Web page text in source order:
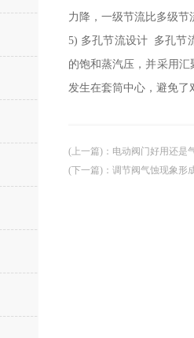
力降，一级节流比多级
5) 多孔节流设计 多孔节
的饱和蒸汽压，并采用
发生在套筒中心，避免了
(上一篇) ： 电动阀门好用还是
(下一篇) ： 调节阀气蚀现象形